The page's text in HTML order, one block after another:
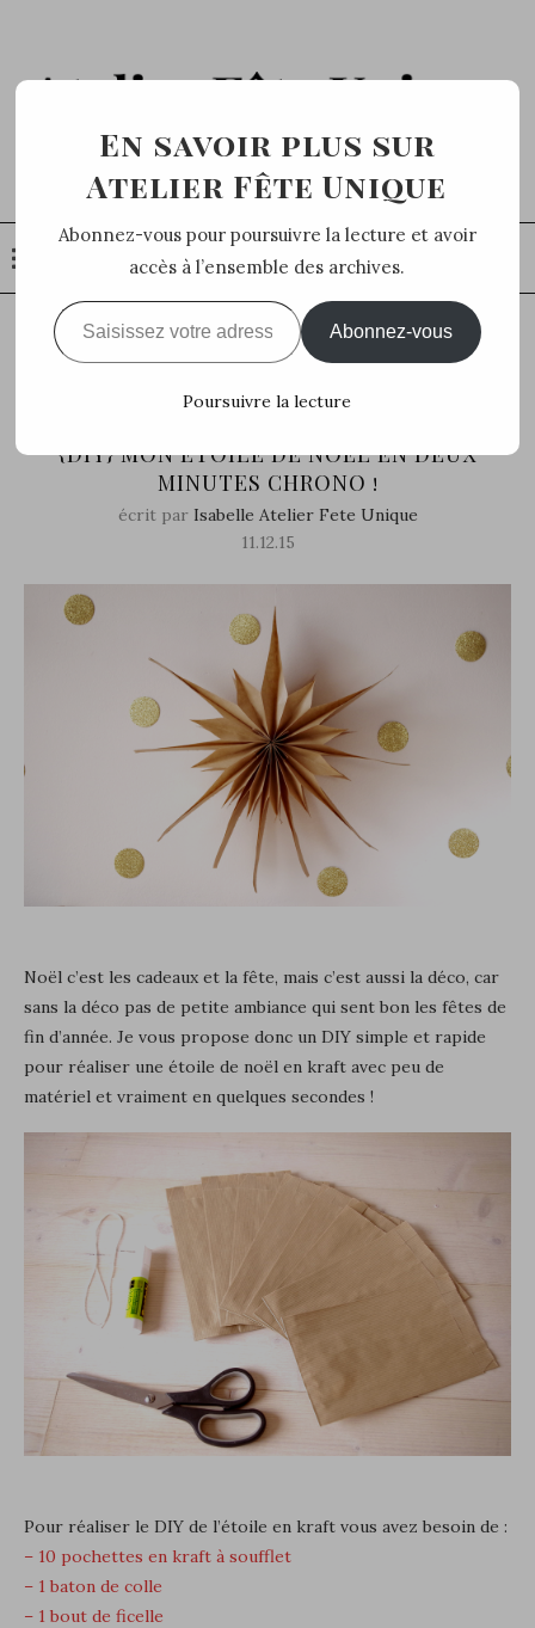
Home DIY
{DIY} Mon étoile de Noël en deux
minutes chrono !
{DIY} MON ÉTOILE DE NOËL EN DEUX
MINUTES CHRONO !
écrit par Isabelle Atelier Fete Unique
11.12.15
Noël c’est les cadeaux et la fête, mais c’est aussi la déco, car
sans la déco pas de petite ambiance qui sent bon les fêtes de
fin d’année. Je vous propose donc un DIY simple et rapide
pour réaliser une étoile de noël en kraft avec peu de
matériel et vraiment en quelques secondes !
Pour réaliser le DIY de l’étoile en kraft vous avez besoin de :
– 10 pochettes en kraft à soufflet
– 1 baton de colle
– 1 bout de ficelle
En savoir plus sur
Atelier Fête Unique
Abonnez-vous pour poursuivre la lecture et avoir
accès à l’ensemble des archives.
Saisissez votre adresse e-mail…
Abonnez-vous
Poursuivre la lecture